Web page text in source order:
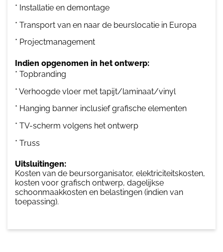
* Installatie en demontage
* Transport van en naar de beurslocatie in Europa
* Projectmanagement
Indien opgenomen in het ontwerp:
* Topbranding
* Verhoogde vloer met tapijt/laminaat/vinyl
* Hanging banner inclusief grafische elementen
* TV-scherm volgens het ontwerp
* Truss
Uitsluitingen:
Kosten van de beursorganisator, elektriciteitskosten,
kosten voor grafisch ontwerp, dagelijkse
schoonmaakkosten en belastingen (indien van
toepassing).